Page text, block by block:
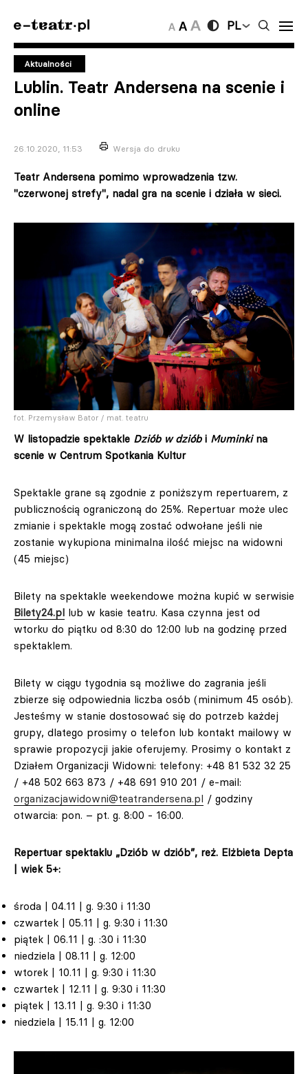
PL
Aktualności
Lublin. Teatr Andersena na scenie i
online
26.10.2020, 11:53 Wersja do druku
Teatr Andersena pomimo wprowadzenia tzw.
"czerwonej strefy", nadal gra na scenie i działa w sieci.
fot. Przemysław Bator / mat. teatru
W listopadzie spektakle Dziób w dzióbi Muminkina
scenie w Centrum Spotkania Kultur
Spektakle grane są zgodnie z poniższym repertuarem, z
publicznością ograniczoną do 25%. Repertuar może ulec
zmianie i spektakle mogą zostać odwołane jeśli nie
zostanie wykupiona minimalna ilość miejsc na widowni
(45 miejsc)
Bilety na spektakle weekendowe można kupić w serwisie
Bilety24.pl lub w kasie teatru. Kasa czynna jest od
wtorku do piątku od 8:30 do 12:00 lub na godzinę przed
spektaklem.
Bilety w ciągu tygodnia są możliwe do zagrania jeśli
zbierze się odpowiednia liczba osób (minimum 45 osób).
Jesteśmy w stanie dostosować się do potrzeb każdej
grupy, dlatego prosimy o telefon lub kontakt mailowy w
sprawie propozycji jakie oferujemy. Prosimy o kontakt z
Działem Organizacji Widowni: telefony: +48 81 532 32 25
/ +48 502 663 873 / +48 691 910 201 / e-mail:
organizacjawidowni@teatrandersena.pl / godziny
otwarcia: pon. – pt. g. 8:00 - 16:00.
Repertuar spektaklu „Dziób w dziób”, reż. Elżbieta Depta
| wiek 5+:
środa | 04.11 | g. 9:30 i 11:30
czwartek | 05.11 | g. 9:30 i 11:30
piątek | 06.11 | g. :30 i 11:30
niedziela | 08.11 | g. 12:00
wtorek | 10.11 | g. 9:30 i 11:30
czwartek | 12.11 | g. 9:30 i 11:30
piątek | 13.11 | g. 9:30 i 11:30
niedziela | 15.11 | g. 12:00